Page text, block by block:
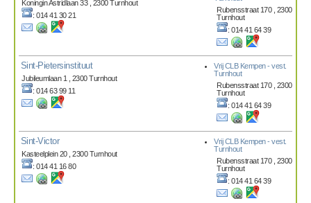
Koningin Astridlaan 33 , 2300 Turnhout
: 014 41 30 21
Rubensstraat 170 , 2300
Turnhout
: 014 41 64 39
Sint-Pietersinstituut
Jubileumlaan 1 , 2300 Turnhout
: 014 63 99 11
Vrij CLB Kempen - vest.
Turnhout
Rubensstraat 170 , 2300
Turnhout
: 014 41 64 39
Sint-Victor
Kasteelplein 20 , 2300 Turnhout
: 014 41 16 80
Vrij CLB Kempen - vest.
Turnhout
Rubensstraat 170 , 2300
Turnhout
: 014 41 64 39